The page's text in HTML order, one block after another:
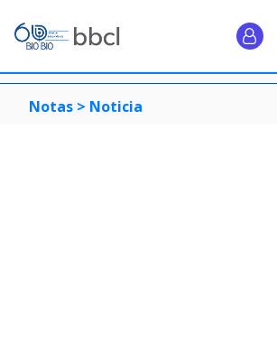
Notas > Noticia